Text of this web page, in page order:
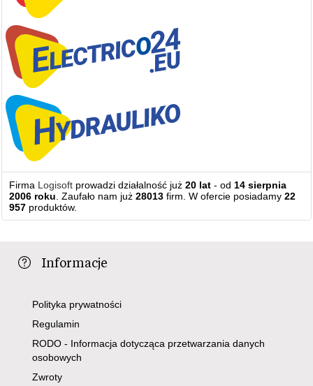
Firma Logisoft prowadzi działalność już20 lat - od 14 sierpnia
2006 roku . Zaufało nam już28013 firm. W ofercie posiadamy22
957 produktów.
Informacje
Polityka prywatności
Regulamin
RODO - Informacja dotycząca przetwarzania danych
osobowych
Zwroty